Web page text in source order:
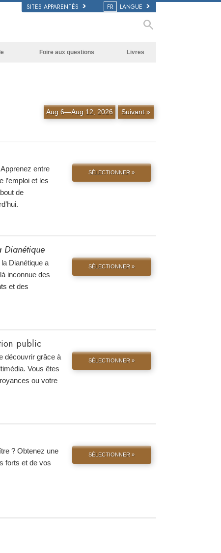
SITES APPARENTÉS FR LANGUE
Foire aux questions
L’organisation de la Scientologie
Livres
conférences d’introduction
Aug 6—Aug 12, 2026 Suivant »
entre
l’emploi et les
de
SÉLECTIONNER »
Dianétique
Dianétique a
inconnue des
et des
SÉLECTIONNER »
public
découvrir grâce à
Vous êtes
ou votre
SÉLECTIONNER »
? Obtenez une
forts et de vos
SÉLECTIONNER »